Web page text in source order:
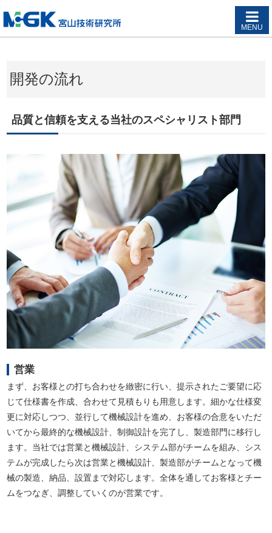
開発の流れ
品質と信頼を支える当社のスペシャリスト部門
営業
まず、お客様との打ち合わせを緻密に行い、提示されたご要望に応
じて仕様書を作成、合わせて見積もりも用意します。細かな仕様変
更に対応しつつ、並行して機械設計を進め、お客様の合意をいただ
いてから最終的な機械設計、制御設計を完了し、製造部門に移行し
ます。当社では営業と機械設計、システム部がチームを組み、シス
テムが完成したら次は営業と機械設計、製造部がチームとなって機
械の製造、納品、設置まで対応します。全体を通してお客様とチー
ムをつなぎ、調整していくのが営業です。
MENU